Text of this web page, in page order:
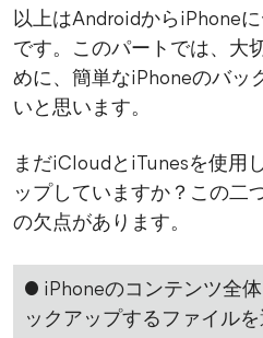
以上はAndroidからiPhone
です。このパートでは、大
めに、簡単なiPhoneのバッ
いと思います。
まだiCloudとiTunesを使用
ップしていますか？この二
の欠点があります。
● iPhoneのコンテンツ全
ックアップするファイル